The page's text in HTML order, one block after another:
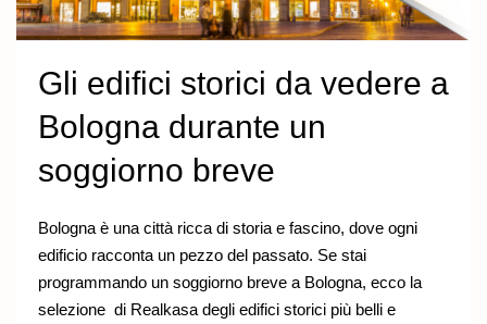
Gli edifici storici da vedere a
Bologna durante un
soggiorno breve
Bologna è una città ricca di storia e fascino, dove ogni
edificio racconta un pezzo del passato. Se stai
programmando un soggiorno breve a Bologna, ecco la
selezione di Realkasa degli edifici storici più belli e